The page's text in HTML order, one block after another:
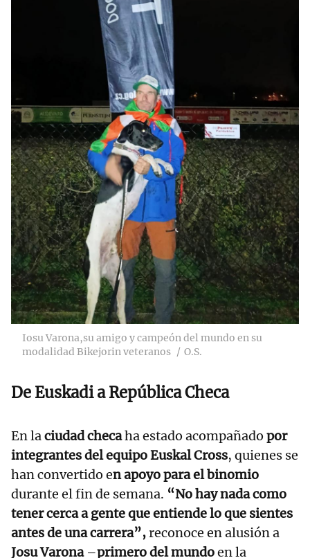
Iosu Varona,su amigo y campeón del mundo en su
modalidad Bikejorin veteranos
O.S.
De Euskadi a República Checa
En laciudad checaha estado acompañado por
integrantes del equipo Euskal Cross, quienes se
han convertido en apoyo para el binomio
durante el fin de semana. “No hay nada como
tener cerca a gente que entiende lo que sientes
antes de una carrera”,reconoce en alusión a
Josu Varona–primero del mundoen la